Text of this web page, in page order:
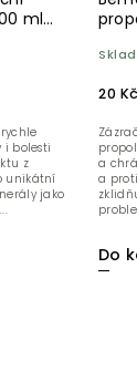
ml
i bolesti
z
unikátní
jako
20 Kč
Do
a
a